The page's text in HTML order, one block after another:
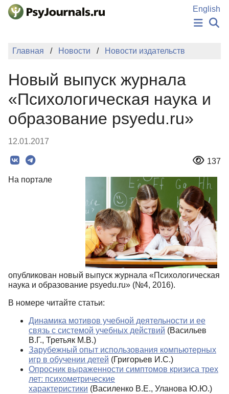
Перейти к основному содержанию
English
НОВОСТИ
ПОДАТЬ РУКОПИСЬ
КЛЮЧЕВЫЕ СЛОВА
Регистрация
Вход
Главная Новости Новости издательств
Новый выпуск журнала
«Психологическая наука и
образование psyedu.ru»
12.01.2017
137
На портале
опубликован новый выпуск журнала «Психологическая
наука и образование psyedu.ru» (№4, 2016).
В номере читайте статьи:
Динамика мотивов учебной деятельности и ее
связь с системой учебных действий (Васильев
В.Г., Третьяк М.В.)
Зарубежный опыт использования компьютерных
игр в обучении детей (Григорьев И.С.)
Опросник выраженности симптомов кризиса трех
лет: психометрические
характеристики (Василенко В.Е., Уланова Ю.Ю.)